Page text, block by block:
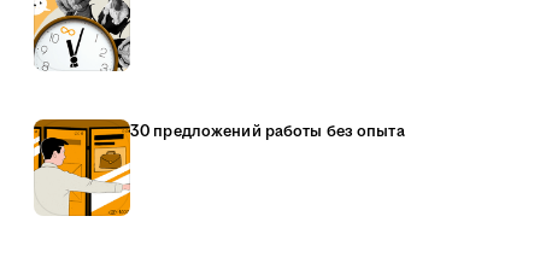
30 предложений работы без опыта